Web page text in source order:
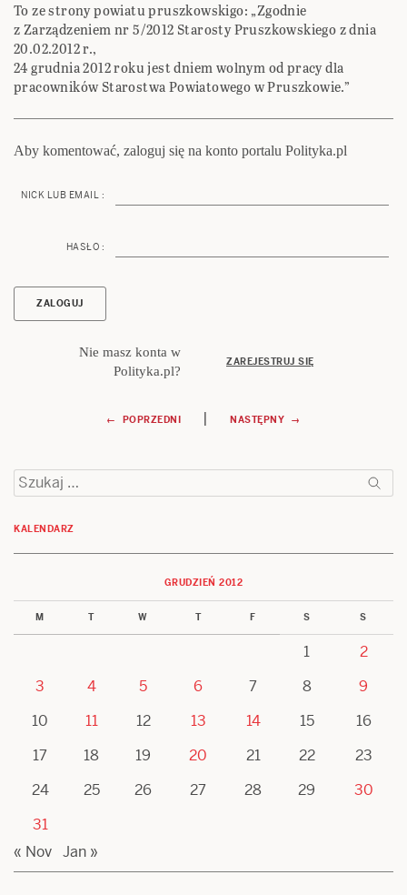
To ze strony powiatu pruszkowskigo: „Zgodnie
z Zarządzeniem nr 5/2012 Starosty Pruszkowskiego z dnia
20.02.2012 r.,
24 grudnia 2012 roku jest dniem wolnym od pracy dla
pracowników Starostwa Powiatowego w Pruszkowie.”
Aby komentować, zaloguj się na konto portalu Polityka.pl
NICK LUB EMAIL :
HASŁO :
Nie masz konta w
Polityka.pl?
ZAREJESTRUJ SIĘ
Nawigacja
wpisu
← POPRZEDNI | NASTĘPNY →
Szukaj:
KALENDARZ
GRUDZIEŃ 2012
M T W T F S S
1
2
3
4 5 6 7 8
9
10
11 12 13 14 15
16
17
18 19 20 21 22
23
24
25 26 27 28 29
30
31
« Nov Jan »